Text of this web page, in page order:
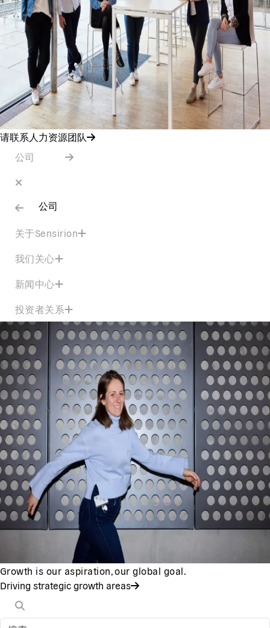
请联系人力资源团队
公司
公司
关于Sensirion
我们关心
新闻中心
投资者关系
Growth is our aspiration, our global goal.
Driving strategic growth areas